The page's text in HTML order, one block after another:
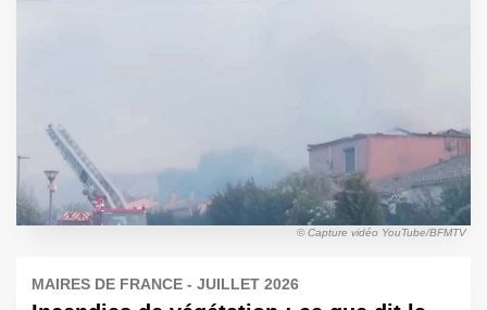
© Capture vidéo YouTube/BFMTV
MAIRES DE FRANCE - JUILLET 2026